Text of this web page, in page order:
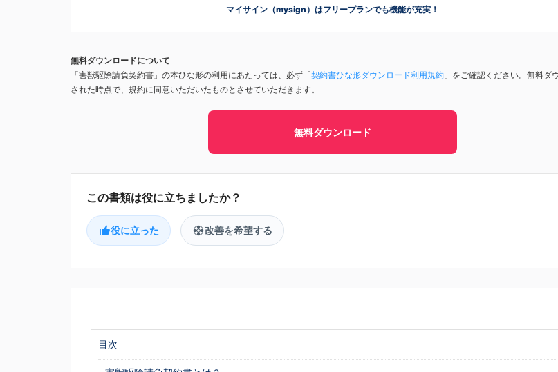
マイサイン（mysign）はフリープランでも機能が充実！
無料ダウンロードについて
「害獣駆除請負契約書」の本ひな形の利用にあたっては、必ず「契約書ひな形ダウンロード利用規約 」をご確認ください。無料ダ
された時点で、規約に同意いただいたものとさせていただきます。
無料ダウンロード
役に立った 改善を希望する
目次